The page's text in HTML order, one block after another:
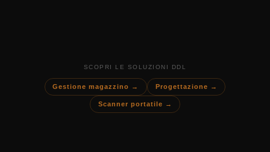
SCOPRI LE SOLUZIONI DDL
Gestione magazzino → Progettazione →
Scanner portatile →